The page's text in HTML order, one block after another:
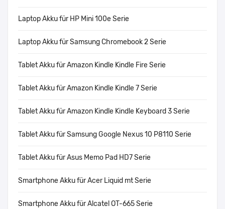
Laptop Akku für HP Mini 100e Serie
Laptop Akku für Samsung Chromebook 2 Serie
Tablet Akku für Amazon Kindle Kindle Fire Serie
Tablet Akku für Amazon Kindle Kindle 7 Serie
Tablet Akku für Amazon Kindle Kindle Keyboard 3 Serie
Tablet Akku für Samsung Google Nexus 10 P8110 Serie
Tablet Akku für Asus Memo Pad HD7 Serie
Smartphone Akku für Acer Liquid mt Serie
Smartphone Akku für Alcatel OT-665 Serie